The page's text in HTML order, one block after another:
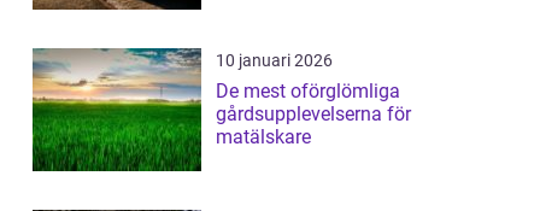
10 januari 2026
De mest oförglömliga
gårdsupplevelserna för
matälskare